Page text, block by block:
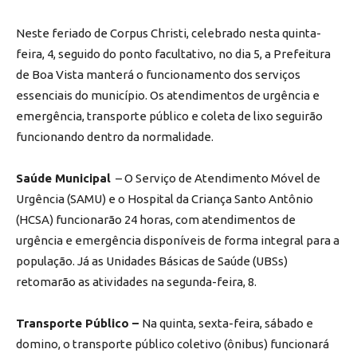
Neste feriado de Corpus Christi, celebrado nesta quinta-
feira, 4, seguido do ponto facultativo, no dia 5, a Prefeitura
de Boa Vista manterá o funcionamento dos serviços
essenciais do município. Os atendimentos de urgência e
emergência, transporte público e coleta de lixo seguirão
funcionando dentro da normalidade.
Saúde Municipal – O Serviço de Atendimento Móvel de
Urgência (SAMU) e o Hospital da Criança Santo Antônio
(HCSA) funcionarão 24 horas, com atendimentos de
urgência e emergência disponíveis de forma integral para a
população. Já as Unidades Básicas de Saúde (UBSs)
retomarão as atividades na segunda-feira, 8.
Transporte Público – Na quinta, sexta-feira, sábado e
domino, o transporte público coletivo (ônibus) funcionará